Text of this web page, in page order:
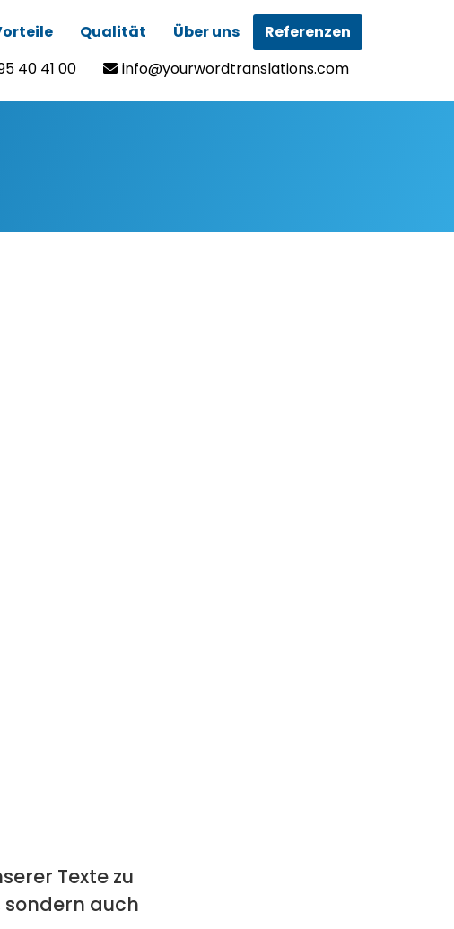
Qualität Über uns
Referenzen
40 41 00
info@yourwordtranslations.com
Texte zu
sondern auch